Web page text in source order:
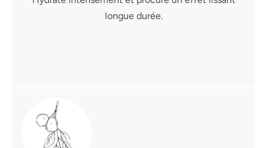
longue durée.